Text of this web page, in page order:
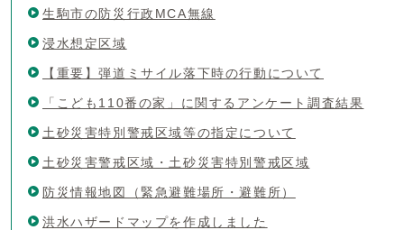
生駒市の防災行政MCA無線
浸水想定区域
【重要】弾道ミサイル落下時の行動について
「こども110番の家」に関するアンケート調査結果
土砂災害特別警戒区域等の指定について
土砂災害警戒区域・土砂災害特別警戒区域
防災情報地図（緊急避難場所・避難所）
洪水ハザードマップを作成しました